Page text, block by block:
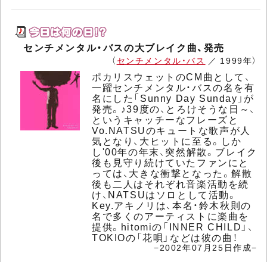
センチメンタル・バスの大ブレイク曲、発売
（ センチメンタル・バス ／ 1999年）
ポカリスウェットのCM曲として、
一躍センチメンタル・バスの名を有
名にした「Sunny Day Sunday」が
発売。♪39度の、とろけそうな日～、
というキャッチーなフレーズと
Vo.NATSUのキュートな歌声が人
気となり、大ヒットに至る。しか
し'00年の年末、突然解散。ブレイク
後も見守り続けていたファンにと
っては、大きな衝撃となった。解散
後も二人はそれぞれ音楽活動を続
け、NATSUはソロとして活動。
Key.アキノリは、本名・鈴木秋則の
名で多くのアーティストに楽曲を
提供。hitomiの「INNER CHILD」、
TOKIOの「花唄」などは彼の曲！
−2002年07月25日作成−